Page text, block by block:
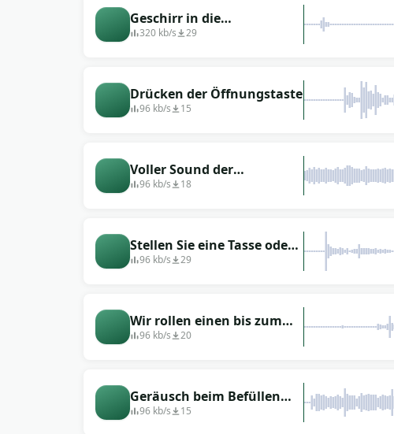
Geschirr in die
Spülmaschine einräumen
320 kb/s 29
Drücken der Öffnungstaste
96 kb/s 15
Voller Sound der
Spülmaschine
96 kb/s 18
Stellen Sie eine Tasse oder
ein Glas in die
96 kb/s 29
Wir rollen einen bis zum
Ende gefüllten Behälter für
96 kb/s 20
Geräusch beim Befüllen
der Spülmaschine
96 kb/s 15